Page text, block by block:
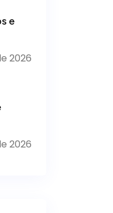
e
2026
2026